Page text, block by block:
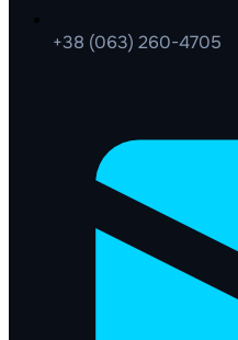
+38 (063) 260-4705